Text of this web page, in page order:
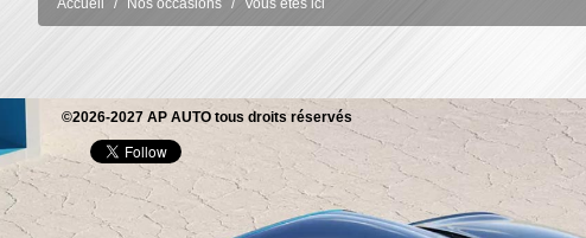
Accueil Nos occasions Vous êtes ici
©2026-2027 AP AUTO tous droits réservés